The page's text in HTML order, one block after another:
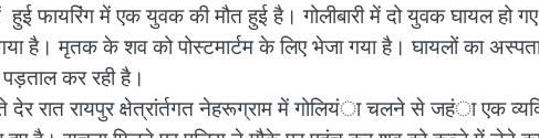
फायरिंग में एक युवक की मौत हुई है। गोलीबारी में दो युवक घायल हो गए
है। मृतक के शव को पोस्टमार्टम के लिए भेजा गया है। घायलों का
कर रही है।
रात रायपुर क्षेत्रांर्तगत नेहरूग्राम में गोलियंा चलने से जहंा एक